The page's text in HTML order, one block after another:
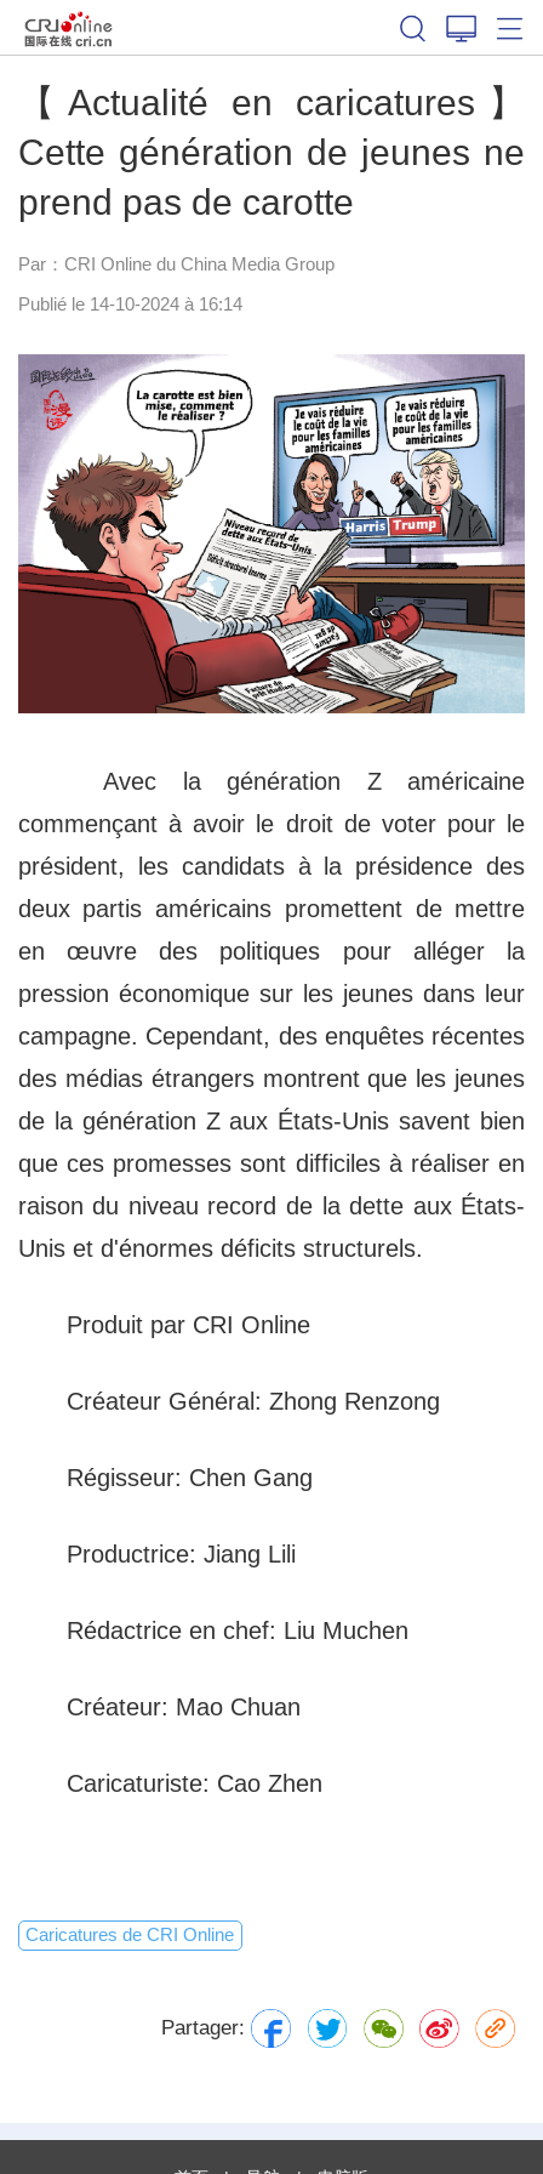
【Actualité en caricatures】
Cette génération de jeunes ne
prend pas de carotte
Par：CRI Online du China Media Group
Publié le 14-10-2024 à 16:14
Avec la génération Z américaine
commençant à avoir le droit de voter pour le
président, les candidats à la présidence des
deux partis américains promettent de mettre
en œuvre des politiques pour alléger la
pression économique sur les jeunes dans leur
campagne. Cependant, des enquêtes récentes
des médias étrangers montrent que les jeunes
de la génération Z aux États-Unis savent bien
que ces promesses sont difficiles à réaliser en
raison du niveau record de la dette aux États-
Unis et d'énormes déficits structurels.
Produit par CRI Online
Créateur Général: Zhong Renzong
Régisseur: Chen Gang
Productrice: Jiang Lili
Rédactrice en chef: Liu Muchen
Créateur: Mao Chuan
Caricaturiste: Cao Zhen
Caricatures de CRI Online
Partager: